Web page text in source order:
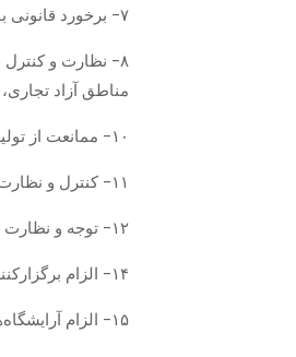
۷- برخورد قانونی با افراد خیابانی، افراد بدحجاب و باندهای اصلی فساد، فحشا و… .
۸- نظارت و
مناطق آزاد
۱۰- ممانعت از تولید، توزیع و نمایش محصولات سمعی و بصری غیرمجاز و نمایش لباس‌هایی که موجب بی‌عفتی و بدحجابی می‌شوند.
۱۱- کنترل و نظارت جدی بر رعایت حدود و ضوابط قانونی عفاف در مجتمع‌های مسکونی، برج‌ها و شهرک‌ها از طریق مدیریت بر این گونه اماکن.
۱۲- توجه و نظارت بر مراکز خطرناک، ویژه و آلوده و اولویت دادن به این برنامه‌ها و مراکز حساس و سلب ابتکار عمل از آنان در نفی امنیت اجتماعی زنان.
۱۴- الزام برگزار‌کنندگان جشن‌ها و مراسم عروسی به رعایت شوونات اسلامی و کنترل افراد شرکت‌کننده در آن و برخورد جدی با مراکز غیرقانونی و فاقد مجوز.
۱۵- الزام آرایشگاه‌ها به رعایت ضوابط شرعی و قانونی عفاف و کنترل نحوه ورود و خروج عروس و همراهان او.